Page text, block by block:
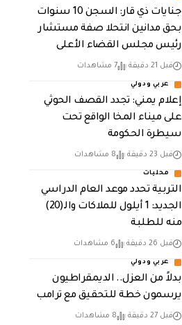
جنايات ذي قار: السجن 10 سنوات
بحق مدانين انتحلا صفة مستشار
رئيس مجلس القضاء الأعلى
قبل 21 دقيقة 7 مشاهدات
عربي ودولي
إعلام يمني: تجدد القصف الحوثي
على ميناء المخا الواقع تحت
سيطرة الحكومة
قبل 23 دقيقة 8 مشاهدات
محليات
التربية تحدد موعد العام الدراسي
الجديد: 1 أيلول للملاكات والـ(20)
منه للطلبة
قبل 26 دقيقة 6 مشاهدات
عربي ودولي
بدلاً من العزل.. الديمقراطيون
يرسمون خطة للتحقيق مع ترامب
قبل 27 دقيقة 8 مشاهدات